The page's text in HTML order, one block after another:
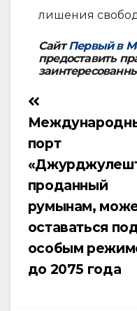
лишения
СайтПервый в
предоставить
Навигация
по
записям
порт
проданный
румынам,
оставаться
особым
до 2075 года